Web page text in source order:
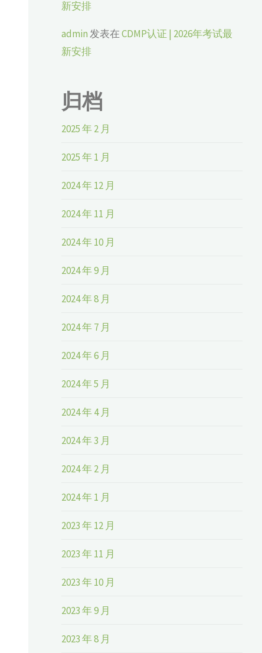
新安排
admin发表在CDMP认证 | 2026年考试最
新安排
归档
2025 年 2 月
2025 年 1 月
2024 年 12 月
2024 年 11 月
2024 年 10 月
2024 年 9 月
2024 年 8 月
2024 年 7 月
2024 年 6 月
2024 年 5 月
2024 年 4 月
2024 年 3 月
2024 年 2 月
2024 年 1 月
2023 年 12 月
2023 年 11 月
2023 年 10 月
2023 年 9 月
2023 年 8 月